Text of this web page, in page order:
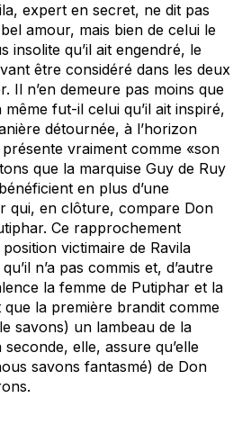
expert en secret, ne dit pas
amour, mais bien de celui le
insolite qu’il ait engendré, le
être considéré dans les deux
Il n’en demeure pas moins que
fut-il celui qu’il ait inspiré,
détournée, à l’horizon
présente vraiment comme «son
que la marquise Guy de Ruy
en plus d’une
qui, en clôture, compare Don
Ce rapprochement
victimaire de Ravila
n’a pas commis et, d’autre
la femme de Putiphar et la
que la première brandit comme
savons) un lambeau de la
seconde, elle, assure qu’elle
savons fantasmé) de Don